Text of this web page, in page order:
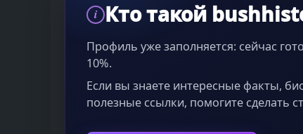
i Кто такой
Профиль уже заполняется: сейчас
10%.
Если вы знаете интересные факты,
полезные ссылки, помогите сделать